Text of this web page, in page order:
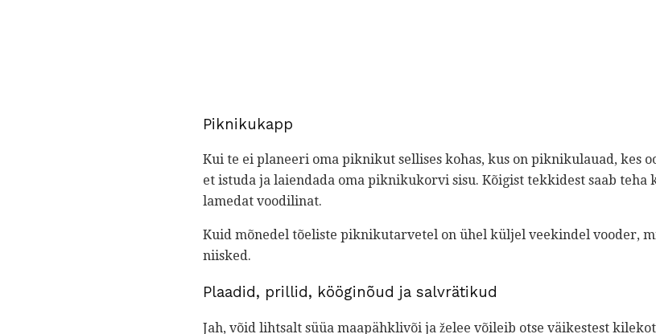
Piknikukapp
Kui te ei planeeri oma piknikut sellises kohas, kus on piknikulauad, kes
et istuda ja laiendada oma piknikukorvi sisu. Kõigist tekkidest saab
lamedat voodilinat.
Kuid mõnedel tõeliste piknikutarvetel on ühel küljel veekindel vooder,
niisked.
Plaadid, prillid, kööginõud ja salvrätikud
Jah, võid lihtsalt süüa maapähklivõi ja želee võileib otse väikestest